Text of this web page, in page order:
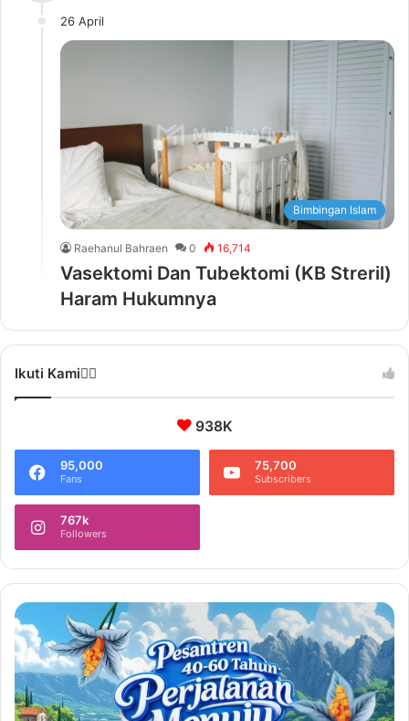
26 April
Bimbingan Islam
Raehanul Bahraen 0 16,714
Vasektomi Dan Tubektomi (KB Streril)
Haram Hukumnya
Ikuti Kami❤️‍🔥
938K
95,000
Fans
75,700
Subscribers
767k
Followers